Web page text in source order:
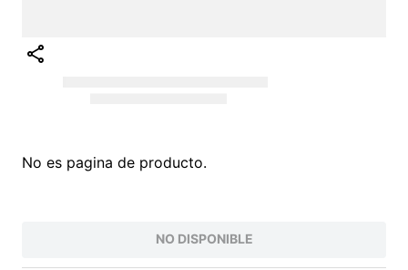
No es pagina de producto.
NO DISPONIBLE